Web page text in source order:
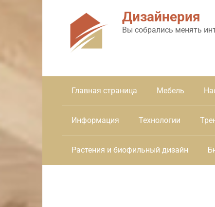
Дизайнерия
Вы собрались менять
Главная страница Мебель
Информация Технологии
Растения и биофильный дизайн